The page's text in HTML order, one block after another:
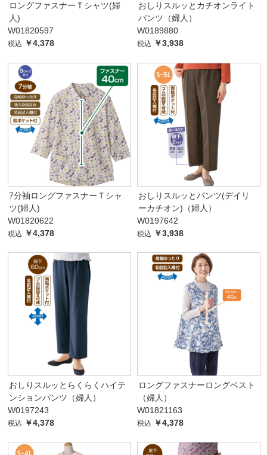
ロングファスナーＴシャツ(婦
人)
W01820597
税込 ￥4,378
おしりスルッとカチオンライト
パンツ（婦人）
W0189880
税込 ￥3,938
7分袖ロングファスナーＴシャ
ツ(婦人)
W01820622
税込 ￥4,378
おしりスルッとパンツ(デイリ
ーカチオン)（婦人）
W0197642
税込 ￥3,938
おしりスルッとらくらくハイテ
ンションパンツ（婦人）
W0197243
税込 ￥4,378
ロングファスナーロングベスト
（婦人）
W01821163
税込 ￥4,378